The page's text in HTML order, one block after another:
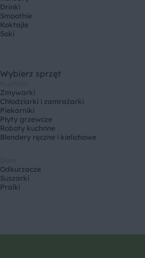
Drinki
Smoothie
Koktajle
Soki
Wybierz sprzęt
Zmywarki
Chłodziarki i zamrażarki
Piekarniki
Płyty grzewcze
Roboty kuchnne
Blendery ręczne i kielichowe
Odkurzacze
Suszarki
Pralki